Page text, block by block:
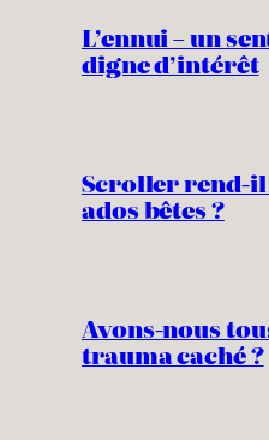
L’ennui – un
digne d’intérêt
Scroller rend-il
ados bêtes ?
Avons-nous
trauma caché ?